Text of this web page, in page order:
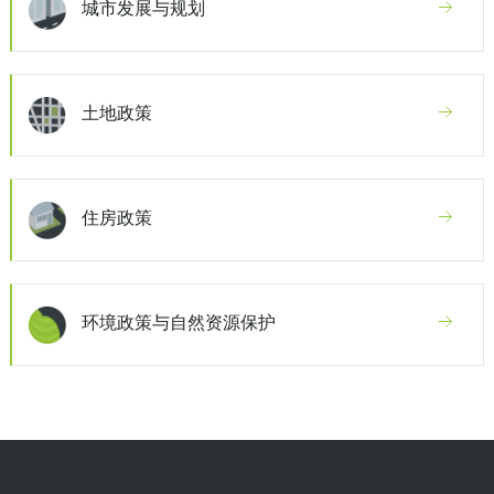
城市发展与规划
土地政策
住房政策
环境政策与自然资源保护